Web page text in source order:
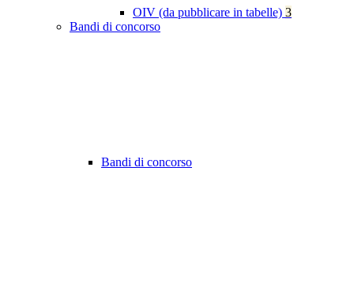
OIV (da pubblicare in tabelle) 3
Bandi di concorso
Bandi di concorso